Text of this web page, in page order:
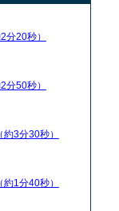
2分20秒）
2分50秒）
（約3分30秒）
（約1分40秒）